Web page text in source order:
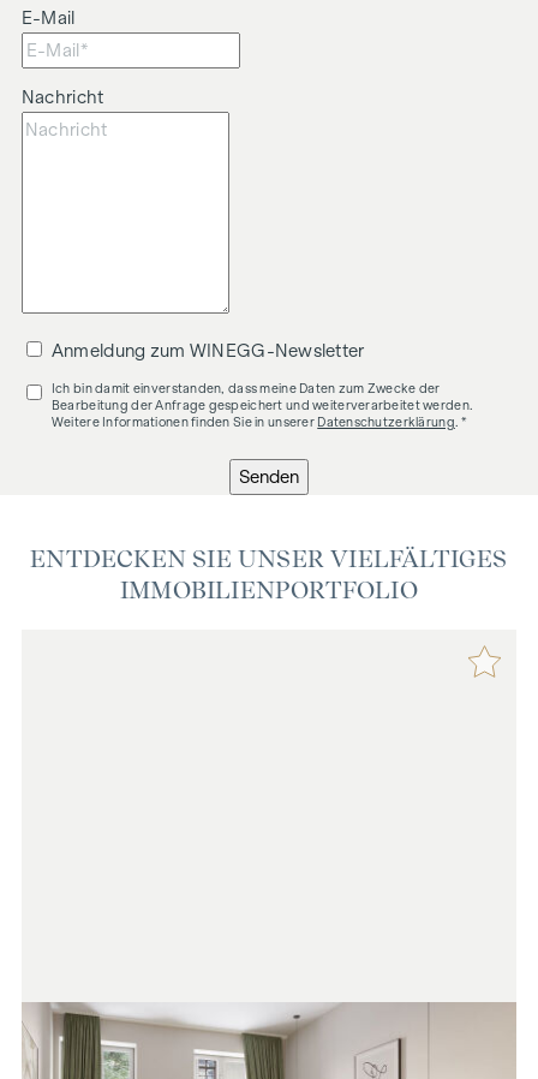
E-Mail
Nachricht
Anmeldung zum WINEGG-Newsletter
Ich bin damit einverstanden, dass meine Daten zum Zwecke der
Bearbeitung der Anfrage gespeichert und weiterverarbeitet werden.
Weitere Informationen finden Sie in unserer Datenschutzerklärung. *
Senden
ENTDECKEN SIE UNSER VIELFÄLTIGES
IMMOBILIENPORTFOLIO